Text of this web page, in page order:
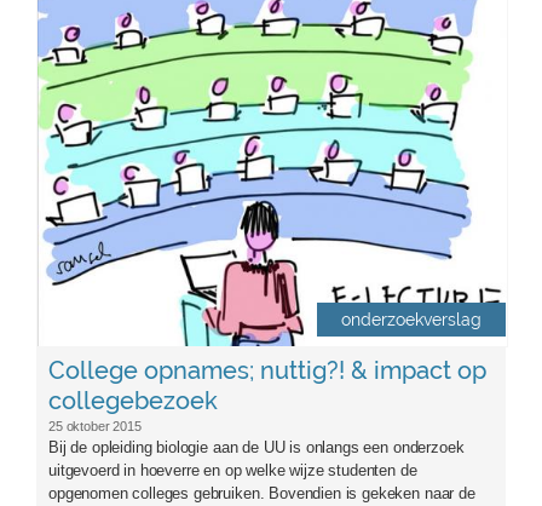
electure.jpg
onderzoekverslag
College opnames; nuttig?! & impact op
collegebezoek
25 oktober 2015
Bij de opleiding biologie aan de UU is onlangs een onderzoek
uitgevoerd in hoeverre en op welke wijze studenten de
opgenomen colleges gebruiken. Bovendien is gekeken naar de